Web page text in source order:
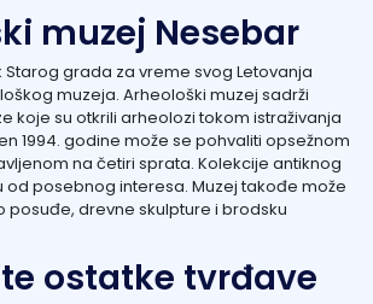
muzej Nesebar
grada za vreme svog Letovanja
muzeja. Arheološki muzej sadrži
koje su otkrili arheolozi tokom istraživanja
1994. godine može se pohvaliti opsežnom
na četiri sprata. Kolekcije antiknog
od posebnog interesa. Muzej takođe može
posuđe, drevne skulpture i brodsku
ostatke tvrđave